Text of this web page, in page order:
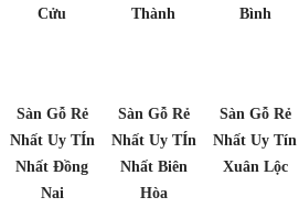
Cửu
Thành
Bình
Sàn Gỗ Rẻ
Nhất Uy TÍn
Nhất Đồng
Nai
Sàn Gỗ Rẻ
Nhất Uy TÍn
Nhất Biên
Hòa
Sàn Gỗ Rẻ
Nhất Uy Tín
Xuân Lộc